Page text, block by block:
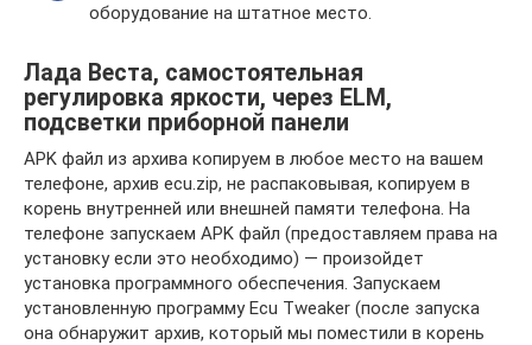
оборудование на штатное место.
Лада Веста, самостоятельная
регулировка яркости, через ELM,
подсветки приборной панели
APK файл из архива копируем в любое место на вашем
телефоне, архив ecu.zip, не распаковывая, копируем в
корень внутренней или внешней памяти телефона. На
телефоне запускаем APK файл (предоставляем права на
установку если это необходимо) — произойдет
установка программного обеспечения. Запускаем
установленную программу Ecu Tweaker (после запуска
она обнаружит архив, который мы поместили в корень